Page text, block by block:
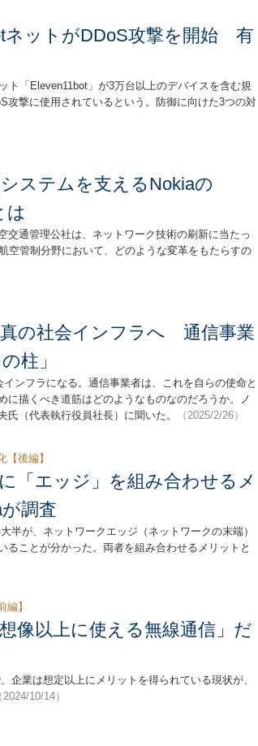
ネットがDDoS攻撃を開始 有
ト「Eleven11bot」が3万台以上のデバイスを含む規
攻撃に使用されているという。防御に向けた3つの対
ステムを支えるNokiaの
は
通管理公社は、ネットワーク技術の刷新に当たっ
空管制分野において、どのような変革をもたらすの
の社会インフラへ 通信事業
柱」
ンフラになる。通信事業者は、これを自らの使命と
に描くべき道筋はどのようなものなのだろうか。ノ
（代表執行役員社長）に聞いた。
（2025/2/26）
後編】
「エッジ」を組み合わせるメ
調査
半が、ネットワークエッジ（ネットワークの末端）
ことが分かった。両者を組み合わせるメリットと
】
像以上に使える無線通信」だ
企業は想定以上にメリットを得られている現状が、
2024/10/14）